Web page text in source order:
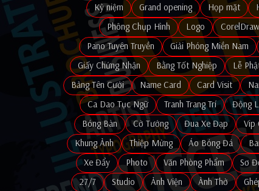
Kỷ niệm
Grand opening Họp mặt
Phông Chụp Hình
Logo CorelDraw
Pano Tuyên Truyền
Giải Phóng Miền Nam
Giấy Chứng Nhận
Bằng Tốt Nghiệp Lễ
Bảng Tên Cưới
Name Card Card Visit
Ca Dao Tục Ngữ
Tranh Trang Trí Động
Bóng Bàn
Cờ Tướng Đua Xe Đạp Vip
Khung Ảnh
Thiệp Mừng Áo Bóng Đá
Xe Đẩy
Photo Văn Phòng Phẩm Sơ
27/7
Studio Ảnh Viện Ảnh Thờ